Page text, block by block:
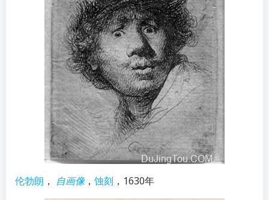
伦勃朗 ， 自画像 ， 蚀刻 ，1630年